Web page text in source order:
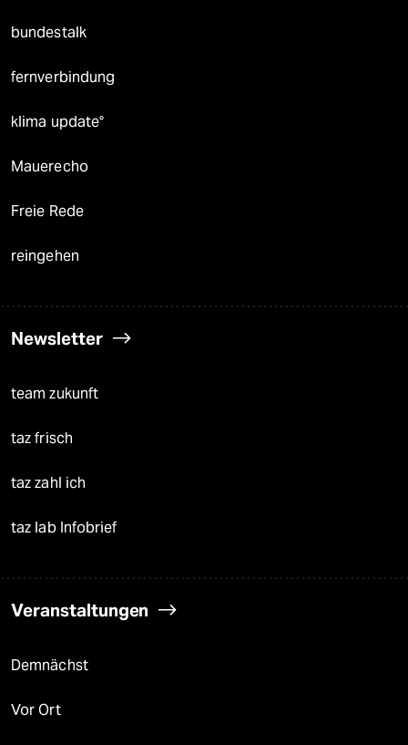
bundestalk
fernverbindung
klima update°
Mauerecho
Freie Rede
reingehen
Newsletter
team zukunft
taz frisch
taz zahl ich
taz lab Infobrief
Veranstaltungen
Demnächst
Vor Ort